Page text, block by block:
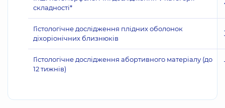
складності*
Гістологічне дослідження плідних оболонок
діхоріонічних близнюків
Гістологічне дослідження абортивного матеріалу (до
12 тижнів)